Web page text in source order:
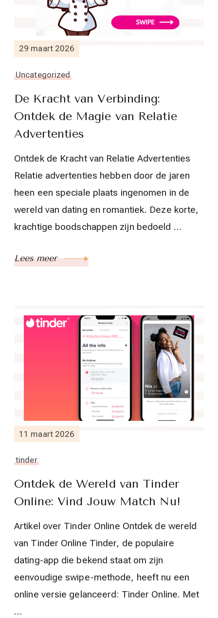
29 maart 2026
Uncategorized
De Kracht van Verbinding:
Ontdek de Magie van Relatie
Advertenties
Ontdek de Kracht van Relatie Advertenties
Relatie advertenties hebben door de jaren
heen een speciale plaats ingenomen in de
wereld van dating en romantiek. Deze korte,
krachtige boodschappen zijn bedoeld …
Lees meer
11 maart 2026
tinder
Ontdek de Wereld van Tinder
Online: Vind Jouw Match Nu!
Artikel over Tinder Online Ontdek de wereld
van Tinder Online Tinder, de populaire
dating-app die bekend staat om zijn
eenvoudige swipe-methode, heeft nu een
online versie gelanceerd: Tinder Online. Met
…